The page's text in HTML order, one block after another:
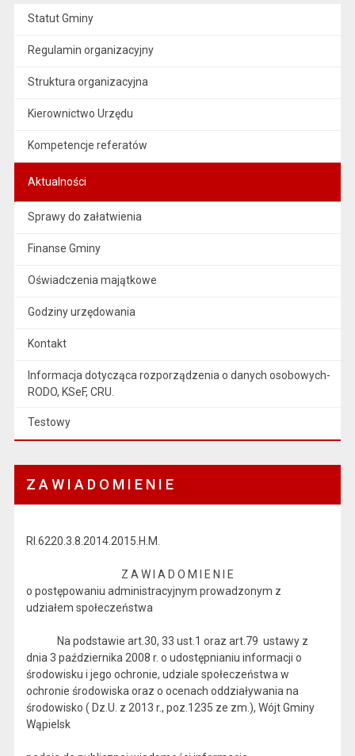
Statut Gminy
Regulamin organizacyjny
Struktura organizacyjna
Kierownictwo Urzędu
Kompetencje referatów
Aktualności
Sprawy do załatwienia
Finanse Gminy
Oświadczenia majątkowe
Godziny urzędowania
Kontakt
Informacja dotycząca rozporządzenia o danych osobowych-
RODO, KSeF, CRU.
Testowy
Z A W I A D O M I E N I E
RI.6220.3.8.2014.2015.H.M.
Z A W I A D O M I E N I E
o postępowaniu administracyjnym prowadzonym z
udziałem społeczeństwa
Na podstawie art.30, 33 ust.1 oraz art.79 ustawy z
dnia 3 października 2008 r. o udostępnianiu informacji o
środowisku i jego ochronie, udziale społeczeństwa w
ochronie środowiska oraz o ocenach oddziaływania na
środowisko ( Dz.U. z 2013 r., poz.1235 ze zm.), Wójt Gminy
Wąpielsk